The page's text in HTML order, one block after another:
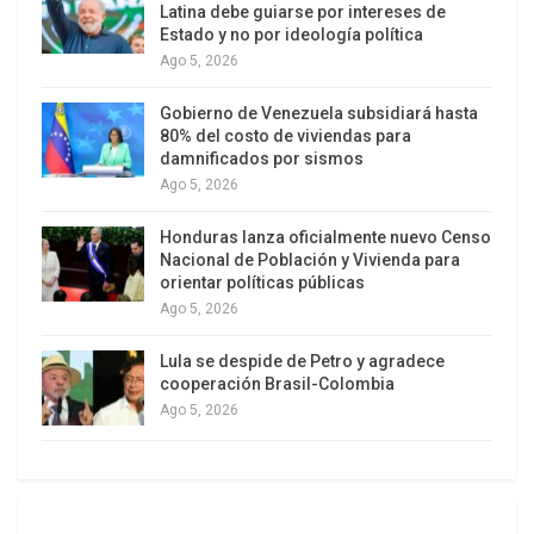
Dallas Stadium
Entre los demócratas, el rechazo alcanza el 92%,
mientras que entre los independientes llega al
74%. Los republicanos son la excepción: el 72%
durante los encuentros. El rechazo también es
mayoritario entre los aficionados al fútbol. El 68%
de quienes se consideran seguidores del deporte
Latina debe guiarse por intereses de
Estado y no por ideología política
Ago 5, 2026
Gobierno de Venezuela subsidiará hasta
80% del costo de viviendas para
damnificados por sismos
Ago 5, 2026
Honduras lanza oficialmente nuevo Censo
Nacional de Población y Vivienda para
orientar políticas públicas
Ago 5, 2026
Lula se despide de Petro y agradece
cooperación Brasil-Colombia
Ago 5, 2026